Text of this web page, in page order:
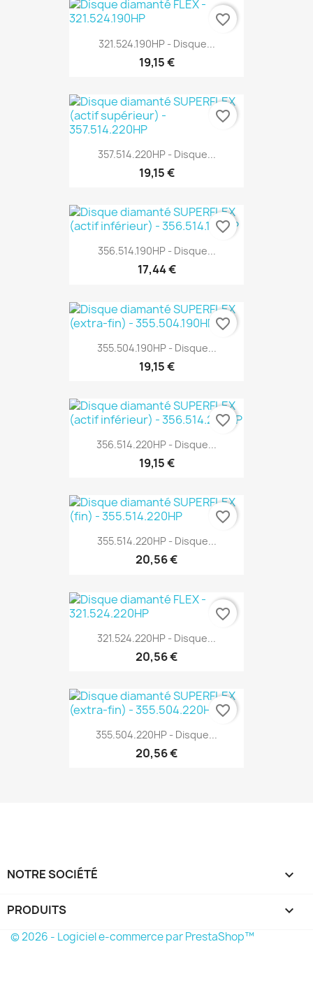
321.524.190HP - Disque...
19,15 €
favorite_border
357.514.220HP - Disque...
19,15 €
favorite_border
356.514.190HP - Disque...
17,44 €
favorite_border
355.504.190HP - Disque...
19,15 €
favorite_border
356.514.220HP - Disque...
19,15 €
favorite_border
355.514.220HP - Disque...
20,56 €
favorite_border
321.524.220HP - Disque...
20,56 €
favorite_border
355.504.220HP - Disque...
20,56 €
favorite_border
NOTRE SOCIÉTÉ 
PRODUITS 
© 2026 - Logiciel e-commerce par PrestaShop™